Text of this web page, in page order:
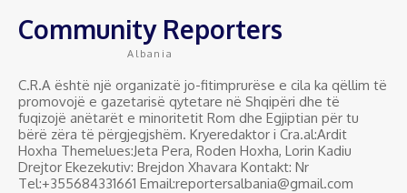
Community Reporters
Albania
C.R.A është një organizatë jo-fitimprurëse e cila ka qëllim të
promovojë e gazetarisë qytetare në Shqipëri dhe të
fuqizojë anëtarët e minoritetit Rom dhe Egjiptian për tu
bërë zëra të përgjegjshëm. Kryeredaktor i Cra.al:Ardit
Hoxha Themelues:Jeta Pera, Roden Hoxha, Lorin Kadiu
Drejtor Ekezekutiv: Brejdon Xhavara Kontakt: Nr
Tel:+355684331661 Email:reportersalbania@gmail.com